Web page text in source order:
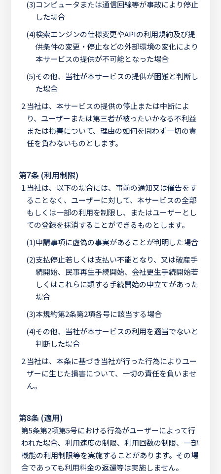
(3)コンピュータまたは通信回線等が事故により停止
した場合
(4)検索エンジンの仕様変更やAPIの利用規約及び提
供条件の変更・停止などの外部環境の変化により
本サービスの提供が不可能となった場合
(5)その他、当社が本サービスの提供が困難と判断し
た場合
2.当社は、本サービスの提供の停止または中断によ
り、ユーザーまたは第三者が被ったいかなる不利益
または損害について、理由の如何を問わず一切の責
任を負わないものとします。
第7条 (利用制限)
1.当社は、以下の場合には、事前の通知又は催告をす
ることなく、ユーザーに対して、本サービスの全部
もしくは一部の利用を制限し、またはユーザーとし
ての登録を抹消することができるものとします。
(1)申請事項に虚偽の事実があることが判明した場合
(2)支払停止若しくは支払い不能となり、又は破産手
続開始、民事再生手続開始、会社更生手続開始若
しくはこれらに類する手続開始の申立てがあった
場合
(3)本規約第2条第2項各号に該当する場合
(4)その他、当社が本サービスの利用を適当でないと
判断した場合
2.当社は、本条に基づき当社が行った行為によりユー
ザーに生じた損害について、一切の責任を負いませ
ん。
第8条 (適用)
第5条第2項第5号における行為がユーザーによって行
われた場合、利用速度の制限、利用回数の制限、一部
機能の利用制限等を実施することがあります。その場
合であっても利用料金の返還等は実施しません。